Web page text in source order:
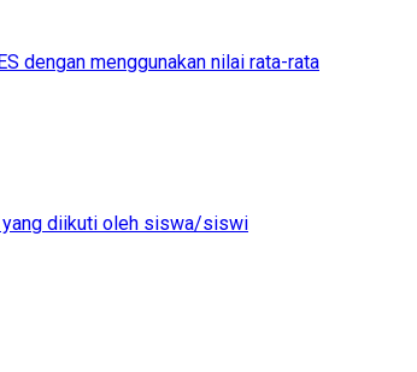
dengan menggunakan nilai rata-rata
yang diikuti oleh siswa/siswi